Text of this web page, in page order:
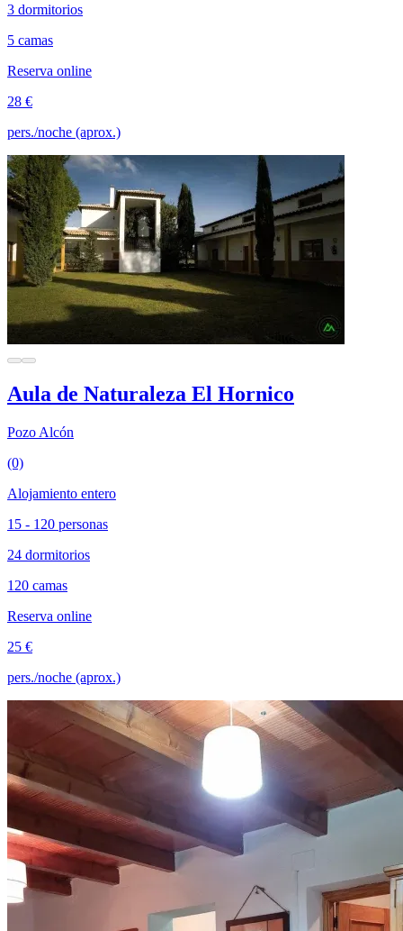
3 dormitorios
5 camas
Reserva online
28 €
pers./noche (aprox.)
Aula de Naturaleza El Hornico
Pozo Alcón
(0)
Alojamiento entero
15 - 120 personas
24 dormitorios
120 camas
Reserva online
25 €
pers./noche (aprox.)